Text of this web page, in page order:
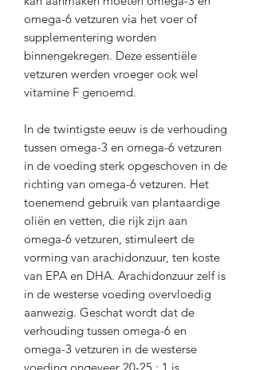
omega-6 vetzuren via het voer of
supplementering worden
binnengekregen. Deze essentiële
vetzuren werden vroeger ook wel
vitamine F genoemd.
In de twintigste eeuw is de verhouding
tussen omega-3 en omega-6 vetzuren
in de voeding sterk opgeschoven in de
richting van omega-6 vetzuren. Het
toenemend gebruik van plantaardige
oliën en vetten, die rijk zijn aan
omega-6 vetzuren, stimuleert de
vorming van arachidonzuur, ten koste
van EPA en DHA. Arachidonzuur zelf is
in de westerse voeding overvloedig
aanwezig. Geschat wordt dat de
verhouding tussen omega-6 en
omega-3 vetzuren in de westerse